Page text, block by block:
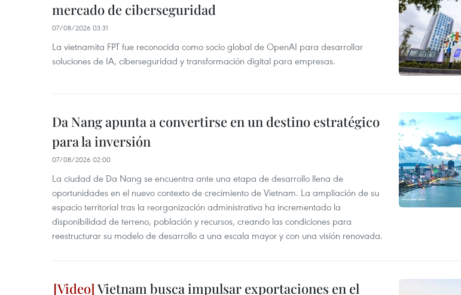
mercado de ciberseguridad
07/08/2026 03:31
La vietnamita FPT fue reconocida como socio global de OpenAI para desarrollar
soluciones de IA, ciberseguridad y transformación digital para empresas.
Da Nang apunta a convertirse en un destino estratégico
para la inversión
07/08/2026 02:00
La ciudad de Da Nang se encuentra ante una etapa de desarrollo llena de
oportunidades en el nuevo contexto de crecimiento de Vietnam. La ampliación de su
espacio territorial tras la reorganización administrativa ha incrementado la
disponibilidad de terreno, población y recursos, creando las condiciones para
reestructurar su modelo de desarrollo a una escala mayor y con una visión renovada.
Vietnam busca impulsar exportaciones en el